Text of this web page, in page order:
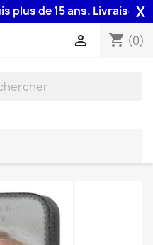
de 15 ans. Livraison X
shopping_cart (0)
